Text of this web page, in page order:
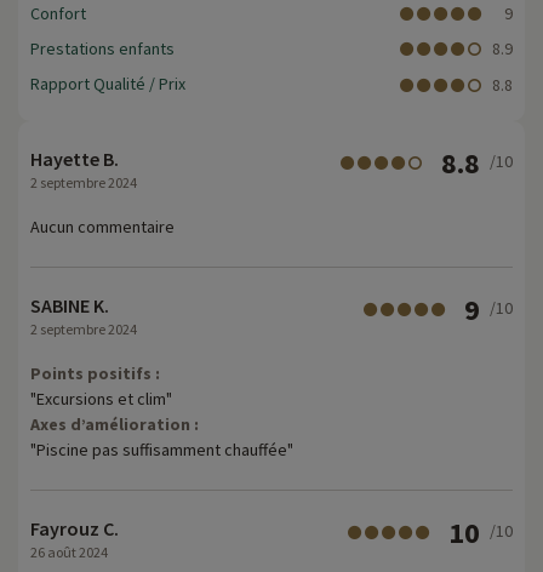
Confort
9
Prestations enfants
8.9
Rapport Qualité / Prix
8.8
Hayette B.
2 septembre 2024
8.8 /10
Aucun commentaire
SABINE K.
2 septembre 2024
9 /10
Points positifs :
"Excursions et clim"
Axes d’amélioration :
"Piscine pas suffisamment chauffée"
Fayrouz C.
26 août 2024
10 /10